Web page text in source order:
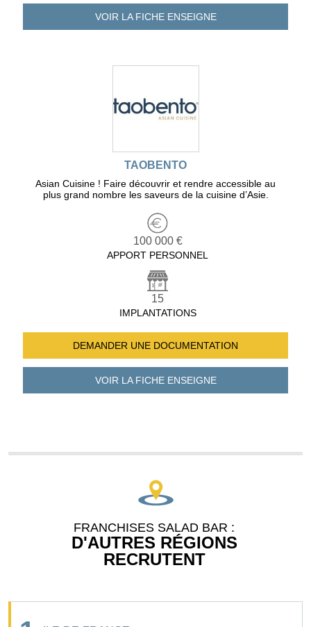
VOIR LA FICHEENSEIGNE
TAOBENTO
Asian Cuisine ! Faire découvrir et rendre accessible au
plus grand nombre les saveurs de la cuisine d’Asie.
100 000 €
APPORT PERSONNEL
15
IMPLANTATIONS
DEMANDER UNE DOCUMENTATION
VOIR LA FICHEENSEIGNE
FRANCHISES SALAD BAR :
D'AUTRES RÉGIONS
RECRUTENT